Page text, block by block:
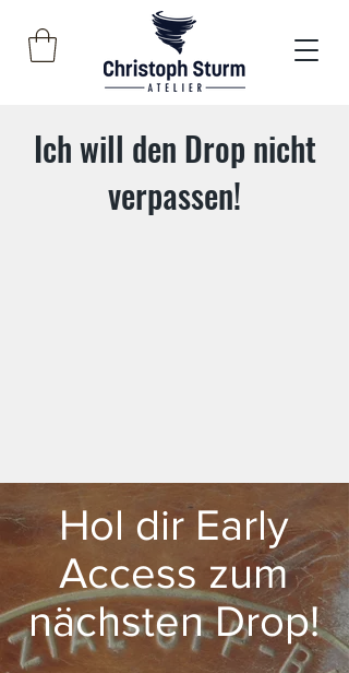
Ich will den Drop nicht
verpassen!
Hol dir Early
Access zum
nächsten Drop!